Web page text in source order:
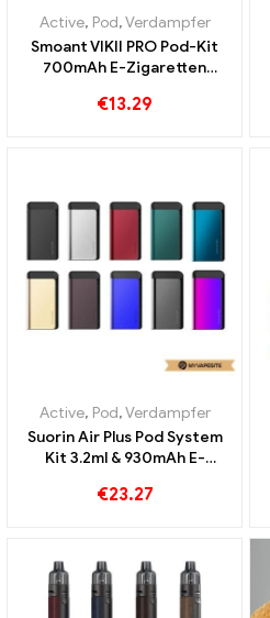
Active, Pod,Verdampfer
Smoant VIKII PRO Pod-Kit
700mAh E-Zigaretten
€13.29
Active, Pod,Verdampfer
Suorin Air Plus Pod System
Kit 3.2ml & 930mAh E-
Custom
€23.27